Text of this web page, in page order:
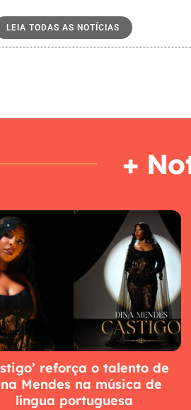
LEIA TODAS AS NOTÍCIAS
+
reforça o talento de
Mendes na música de
língua portuguesa